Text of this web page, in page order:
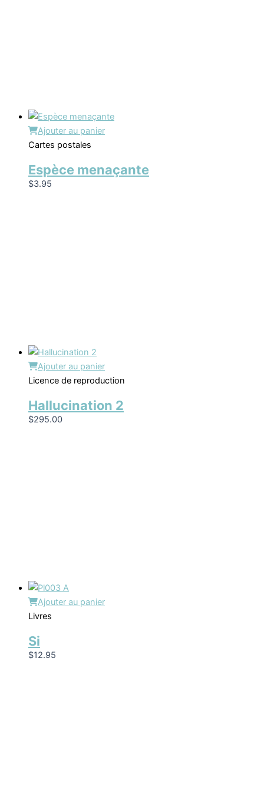
Ajouter au panier
Cartes postales
Espèce menaçante
$3.95
Ajouter au panier
Licence de reproduction
Hallucination 2
$295.00
Ajouter au panier
Livres
Si
$12.95